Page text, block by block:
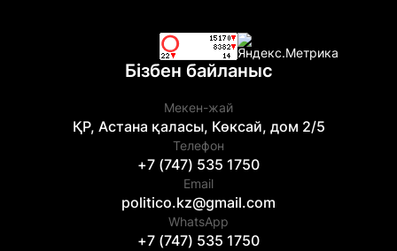
Бізбен байланыс
Мекен-жай
ҚР, Астана қаласы, Көксай, дом 2/5
Телефон
+7 (747) 535 1750
Email
politico.kz@gmail.com
WhatsApp
+7 (747) 535 1750